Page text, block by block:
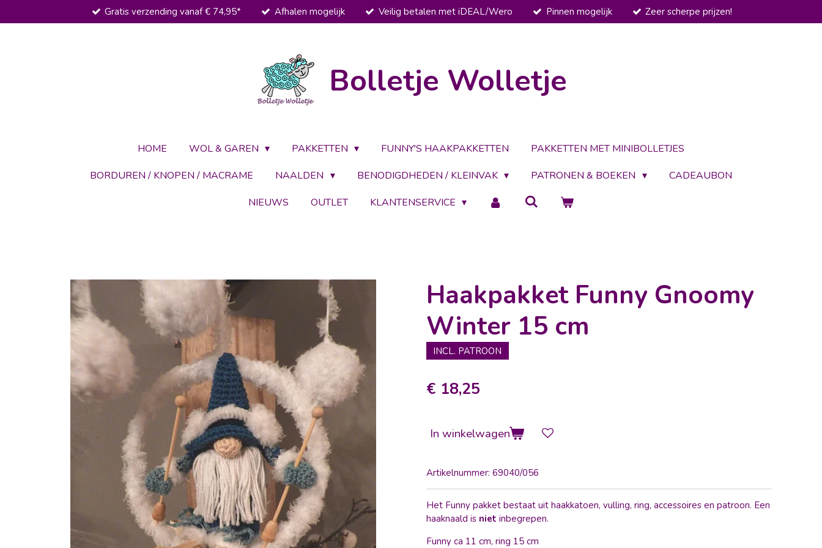
direct
Gratis verzending vanaf € 74,95* Afhalen mogelijk Veilig betalen met iDEAL/Wero Pinnen mogelijk Zeer scherpe prijzen!
Bolletje Wolletje
HOME WOL & GAREN PAKKETTEN FUNNY'S HAAKPAKKETTEN
PAKKETTEN MET MINIBOLLETJES
BORDUREN / KNOPEN / MACRAME
NAALDEN BENODIGDHEDEN / KLEINVAK PATRONEN & BOEKEN
CADEAUBON
NIEUWS
OUTLET KLANTENSERVICE
Haakpakket Funny Gnoomy
Winter 15 cm
INCL. PATROON
€ 18,25
In winkelwagen
Artikelnummer: 69040/056
Het Funny pakket bestaat uit haakkatoen, vulling, ring, accessoires en patroon. Een
haaknaald is niet inbegrepen.
Funny ca 11 cm, ring 15 cm